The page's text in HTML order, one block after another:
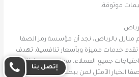
موثوقة.
بالرياض، نجد أن مؤسسة رمز الصفا
تقدم خدمات مميزة وبأسعار تنافسية. تهدف
جميع العملاء، سواء من حيث الجودة
الخيار الأمثل لمن يبحث عن شركة تقدم
إتصل بنا